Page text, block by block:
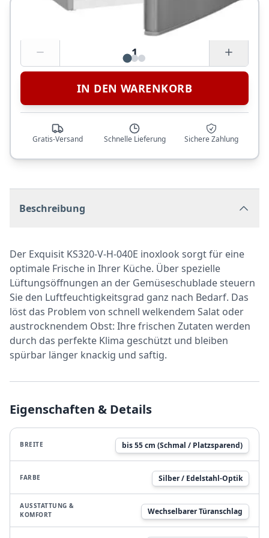
Nur noch 7 auf Lager
Versand per Spedition
1
IN DEN WARENKORB
Gratis-Versand Schnelle Lieferung Sichere Zahlung
Beschreibung
Der Exquisit KS320-V-H-040E inoxlook sorgt für eine
optimale Frische in Ihrer Küche. Über spezielle
Lüftungsöffnungen an der Gemüseschublade steuern
Sie den Luftfeuchtigkeitsgrad ganz nach Bedarf. Das
löst das Problem von schnell welkendem Salat oder
austrocknendem Obst: Ihre frischen Zutaten werden
durch das perfekte Klima geschützt und bleiben
spürbar länger knackig und saftig.
Eigenschaften & Details
BREITE bis 55 cm (Schmal / Platzsparend)
FARBE Silber / Edelstahl-Optik
AUSSTATTUNG &
KOMFORT
Wechselbarer Türanschlag